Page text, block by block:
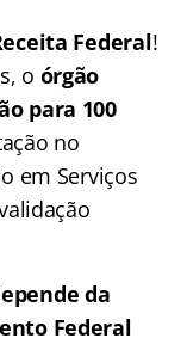
Federal!
o órgão
para 100
no
em Serviços
da
Federal